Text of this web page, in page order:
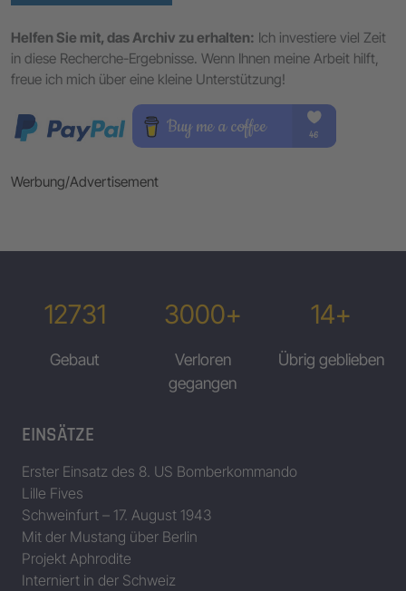
Helfen Sie mit, das Archiv zu erhalten: Ich investiere viel Zeit
in diese Recherche-Ergebnisse. Wenn Ihnen meine Arbeit hilft,
freue ich mich über eine kleine Unterstützung!
Werbung/Advertisement
12731
Gebaut
3000+
Verloren
gegangen
14+
Übrig geblieben
EINSÄTZE
Erster Einsatz des 8. US Bomberkommando
Lille Fives
Schweinfurt – 17. August 1943
Mit der Mustang über Berlin
Projekt Aphrodite
Interniert in der Schweiz